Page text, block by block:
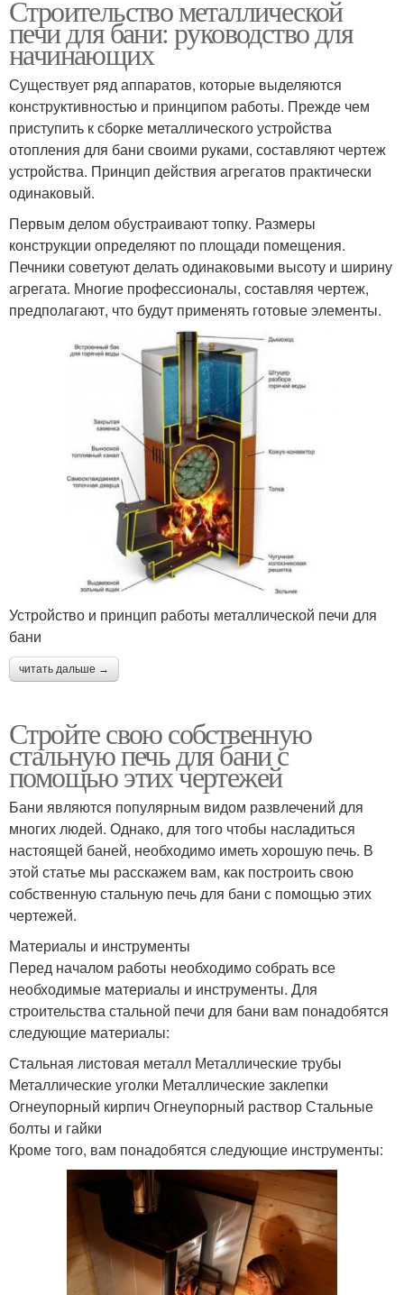
Строительство металлической
печи для бани: руководство для
начинающих
Существует ряд аппаратов, которые выделяются
конструктивностью и принципом работы. Прежде чем
приступить к сборке металлического устройства
отопления для бани своими руками, составляют чертеж
устройства. Принцип действия агрегатов практически
одинаковый.
Первым делом обустраивают топку. Размеры
конструкции определяют по площади помещения.
Печники советуют делать одинаковыми высоту и ширину
агрегата. Многие профессионалы, составляя чертеж,
предполагают, что будут применять готовые элементы.
Устройство и принцип работы металлической печи для
бани
читать дальше →
Стройте свою собственную
стальную печь для бани с
помощью этих чертежей
Бани являются популярным видом развлечений для
многих людей. Однако, для того чтобы насладиться
настоящей баней, необходимо иметь хорошую печь. В
этой статье мы расскажем вам, как построить свою
собственную стальную печь для бани с помощью этих
чертежей.
Материалы и инструменты
Перед началом работы необходимо собрать все
необходимые материалы и инструменты. Для
строительства стальной печи для бани вам понадобятся
следующие материалы:
Стальная листовая металл Металлические трубы
Металлические уголки Металлические заклепки
Огнеупорный кирпич Огнеупорный раствор Стальные
болты и гайки
Кроме того, вам понадобятся следующие инструменты: